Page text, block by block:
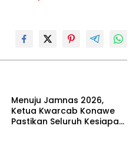
Menuju Jamnas 2026,
Ketua Kwarcab Konawe
Pastikan Seluruh Kesiapan